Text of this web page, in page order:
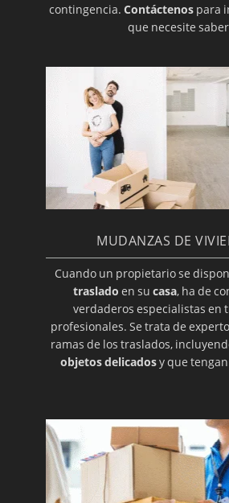
contingencia. Contáctenospara
que necesite
MUDANZAS DE
Cuando un propietario se
traslado en sucasa, ha de
verdaderos especialistas en
profesionales. Se trata de
ramas de los traslados,
objetos delicadosy que